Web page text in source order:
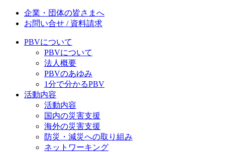
企業・団体の皆さまへ
お問い合せ / 資料請求
PBVについて
PBVについて
法人概要
PBVのあゆみ
1分で分かるPBV
活動内容
活動内容
国内の災害支援
海外の災害支援
防災・減災への取り組み
ネットワーキング